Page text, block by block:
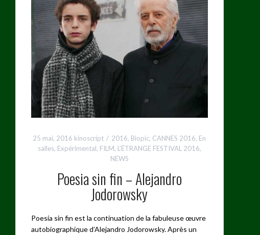
25 mai, 2016 kinoscript 2016, Biopic, CANNES 2016, En
salles, Expérimental, FILM, L’ÉTRANGE FESTIVAL 2016,
NEWS
Poesia sin fin – Alejandro
Jodorowsky
Poesia sin fin est la continuation de la fabuleuse œuvre
autobiographique d’Alejandro Jodorowsky. Après un